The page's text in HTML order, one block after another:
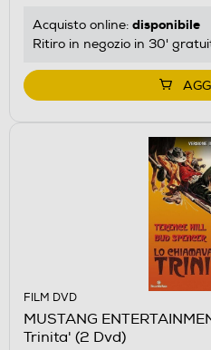
Acquisto online: disponibile
Ritiro in negozio in 30'
FILM DVD
MUSTANG
Trinita' (2 Dvd)